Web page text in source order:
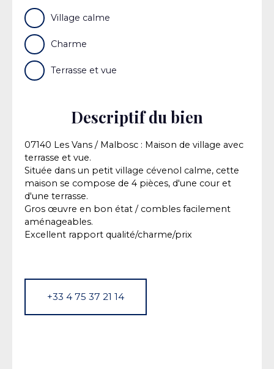
Village calme
Charme
Terrasse et vue
Descriptif du bien
07140 Les Vans / Malbosc : Maison de village avec
terrasse et vue.
Située dans un petit village cévenol calme, cette
maison se compose de 4 pièces, d'une cour et
d'une terrasse.
Gros œuvre en bon état / combles facilement
aménageables.
Excellent rapport qualité/charme/prix
+33 4 75 37 21 14